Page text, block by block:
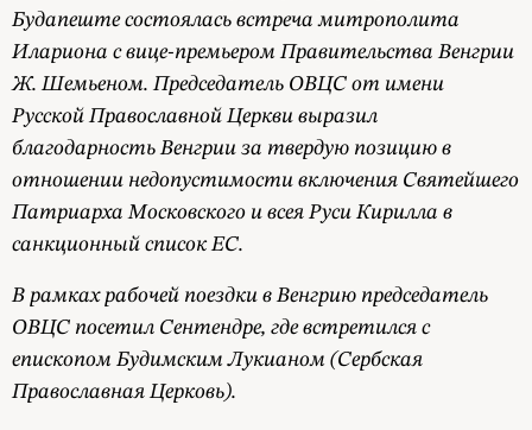
Будапеште состоялась встреча митрополита
Илариона с вице-премьером Правительства Венгрии
Ж. Шемьеном. Председатель ОВЦС от имени
Русской Православной Церкви выразил
благодарность Венгрии за твердую позицию в
отношении недопустимости включения Святейшего
Патриарха Московского и всея Руси Кирилла в
санкционный список ЕС.
В рамках рабочей поездки в Венгрию председатель
ОВЦС посетил Сентендре, где встретился с
епископом Будимским Лукианом (Сербская
Православная Церковь).